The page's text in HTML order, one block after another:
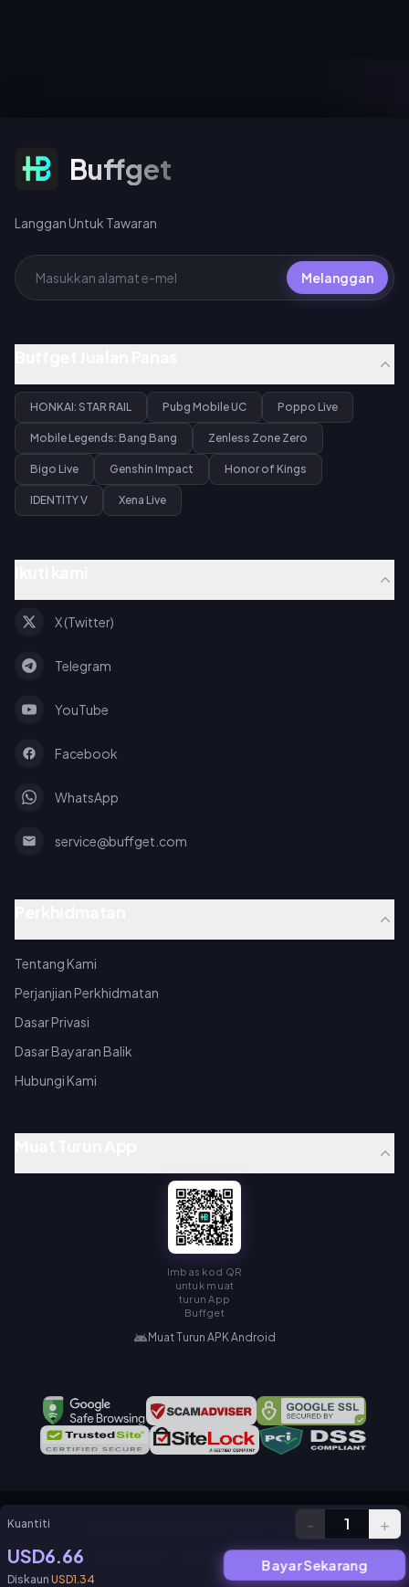
Langgan Untuk Tawaran
Buffget
Langgan Untuk Tawaran
Melanggan
HONKAI: STAR RAIL Pubg Mobile UC Poppo Live
Mobile Legends: Bang Bang Zenless Zone Zero
Bigo Live Genshin Impact Honor of Kings
IDENTITY V Xena Live
X (Twitter)
Telegram
YouTube
Facebook
WhatsApp
service@buffget.com
Tentang Kami
Perjanjian Perkhidmatan
Dasar Privasi
Dasar Bayaran Balik
Hubungi Kami
Imbas kod QR
untuk muat
turun App
Buffget
Muat Turun APK Android
Copyright © KAMIAGEN LIMITED. All Rights Reserved.
Perjanjian Perkhidmatan
Kuantiti - 1 +
USD6.66
Diskaun USD1.34
Bayar Sekarang